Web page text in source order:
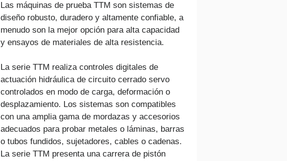
Las máquinas de prueba TTM son sistemas de
diseño robusto, duradero y altamente confiable, a
menudo son la mejor opción para alta capacidad
y ensayos de materiales de alta resistencia.
La serie TTM realiza controles digitales de
actuación hidráulica de circuito cerrado servo
controlados en modo de carga, deformación o
desplazamiento. Los sistemas son compatibles
con una amplia gama de mordazas y accesorios
adecuados para probar metales o láminas, barras
o tubos fundidos, sujetadores, cables o cadenas.
La serie TTM presenta una carrera de pistón